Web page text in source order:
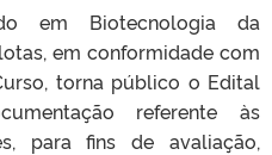
em Biotecnologia da
em conformidade com
torna público o Edital
referente às
para fins de avaliação,